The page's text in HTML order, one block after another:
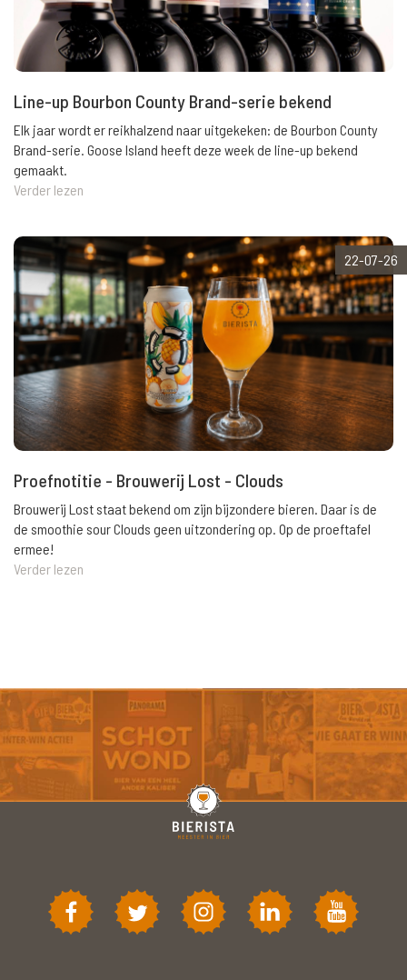
Line-up Bourbon County Brand-serie bekend
Elk jaar wordt er reikhalzend naar uitgekeken: de Bourbon County
Brand-serie. Goose Island heeft deze week de line-up bekend
gemaakt.
Verder lezen
22-07-26
Proefnotitie - Brouwerij Lost - Clouds
Brouwerij Lost staat bekend om zijn bijzondere bieren. Daar is de
de smoothie sour Clouds geen uitzondering op. Op de proeftafel
ermee!
Verder lezen